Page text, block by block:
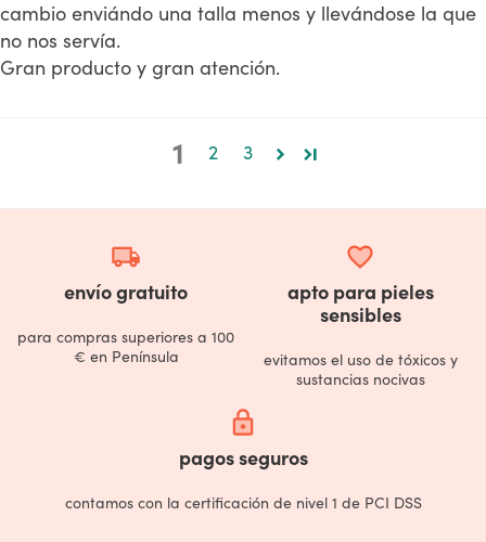
cambio enviándo una talla menos y llevándose la que
no nos servía.
Gran producto y gran atención.
1 2 3
local_shipping
envío gratuito
para compras superiores a 100
€ en Península
favorite
apto para pieles
sensibles
evitamos el uso de tóxicos y
sustancias nocivas
https
pagos seguros
contamos con la certificación de nivel 1 de PCI DSS